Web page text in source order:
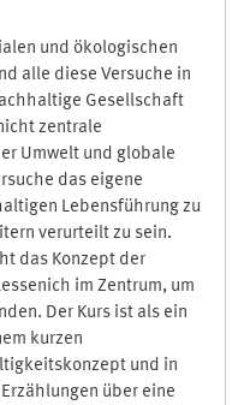
und ökologischen
alle diese Versuche in
Gesellschaft
zentrale
Umwelt und globale
das eigene
Lebensführung zu
verurteilt zu sein.
das Konzept der
im Zentrum, um
Der Kurs ist als ein
kurzen
und in
über eine